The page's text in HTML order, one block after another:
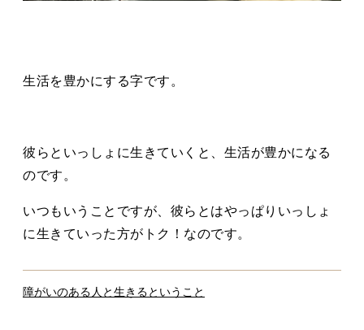
生活を豊かにする字です。
彼らといっしょに生きていくと、生活が豊かになる
のです。
いつもいうことですが、彼らとはやっぱりいっしょ
に生きていった方がトク！なのです。
障がいのある人と生きるということ